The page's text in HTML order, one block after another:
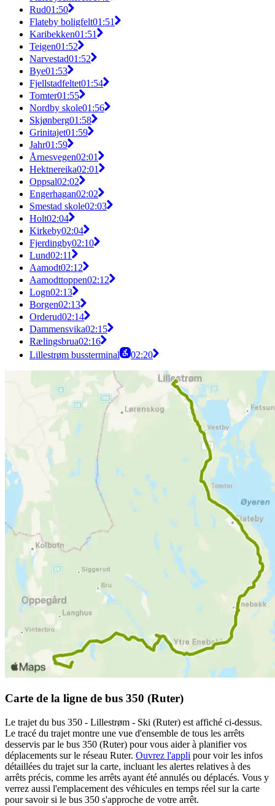
Rud01:50
Flateby boligfelt01:51
Karibekken01:51
Teigen01:52
Narvestad01:52
Bye01:53
Fjellstadfeltet01:54
Tomter01:55
Nordby skole01:56
Skjønberg01:58
Grinitajet01:59
Jahr01:59
Årnesvegen02:01
Hektnereika02:01
Oppsal02:02
Engerhagan02:02
Smestad skole02:03
Holt02:04
Kirkeby02:04
Fjerdingby02:10
Lund02:11
Aamodt02:12
Aamodttoppen02:12
Logn02:13
Borgen02:13
Orderud02:14
Dammensvika02:15
Rælingsbrua02:16
Lillestrøm bussterminal
02:20
Carte de la ligne de bus 350 (Ruter)
Le trajet du bus 350 - Lillestrøm - Ski (Ruter) est affiché ci-dessus.
Le tracé du trajet montre une vue d'ensemble de tous les arrêts
desservis par le bus 350 (Ruter) pour vous aider à planifier vos
déplacements sur le réseau Ruter. Ouvrez l'appli pour voir les infos
détaillées du trajet sur la carte, incluant les alertes relatives à des
arrêts précis, comme les arrêts ayant été annulés ou déplacés. Vous y
verrez aussi l'emplacement des véhicules en temps réel sur la carte
pour savoir si le bus 350 s'approche de votre arrêt.